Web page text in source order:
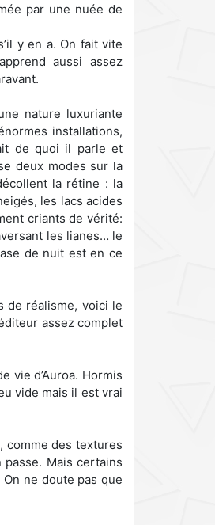
par une nuée de
y en a. On fait vite
aussi assez
nature luxuriante
installations,
de quoi il parle et
deux modes sur la
la rétine : la
les lacs acides
criants de vérité:
les lianes… le
de nuit est en ce
de réalisme, voici le
assez complet
vie d’Auroa. Hormis
vide mais il est vrai
comme des textures
Mais certains
ne doute pas que